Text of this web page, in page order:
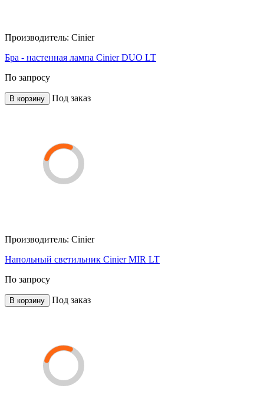
Производитель: Cinier
Бра - настенная лампа Cinier DUO LT
По запросу
В корзину Под заказ
Производитель: Cinier
Напольный светильник Cinier MIR LT
По запросу
В корзину Под заказ